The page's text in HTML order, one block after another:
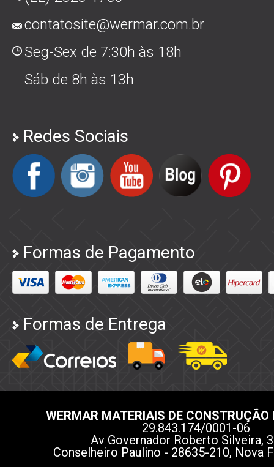
contatosite@wermar.com.br
Seg-Sex de 7:30h às 18h
Sáb de 8h às 13h
Redes Sociais
Formas de Pagamento
Formas de Entrega
WERMAR MATERIAIS DE CONSTRUÇÃO
29.843.174/0001-06
Av Governador Roberto Silveira,
Conselheiro Paulino - 28635-210, Nova